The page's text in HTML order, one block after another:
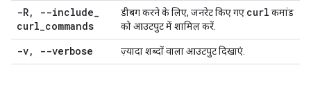
-R, --include_
curl_commands
डीबग करने के लिए, जनरेट किए गए curl कमांड
को आउटपुट में शामिल करें.
-v, --verbose ज़्यादा शब्दों वाला आउटपुट दिखाएं.